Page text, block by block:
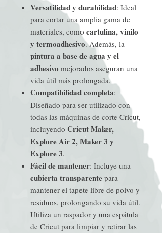
Versatilidad y durabilidad: Ideal
para cortar una amplia gama de
materiales, como cartulina, vinilo
y termoadhesivo. Además, la
pintura a base de agua y el
adhesivo mejorados aseguran una
vida útil más prolongada.
Compatibilidad completa:
Diseñado para ser utilizado con
todas las máquinas de corte Cricut,
incluyendo Cricut Maker,
Explore Air 2, Maker 3 y
Explore 3.
Fácil de mantener: Incluye una
cubierta transparente para
mantener el tapete libre de polvo y
residuos, prolongando su vida útil.
Utiliza un raspador y una espátula
de Cricut para limpiar y retirar las